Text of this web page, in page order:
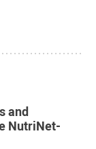
and
NutriNet-